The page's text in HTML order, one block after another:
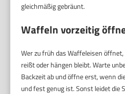
gleichmäßig gebräunt.
Waffeln vorzeitig
Wer zu früh das Waffeleisen
reißt oder hängen bleibt. Warte
Backzeit ab und öffne erst, wenn
und fest genug ist. Sonst leidet die